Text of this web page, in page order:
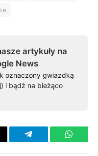
artykuły na
News
oznaczony gwiazdką
i bądź na bieżąco
Telegram